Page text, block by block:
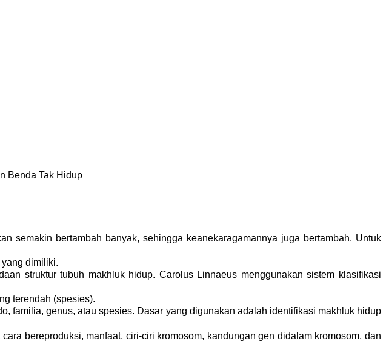
Benda Tak Hidup
semakin bertambah banyak, sehingga keanekaragamannya juga bertambah. Untuk
dimiliki.
struktur tubuh makhluk hidup. Carolus Linnaeus menggunakan sistem klasifikasi
terendah (spesies).
familia, genus, atau spesies. Dasar yang digunakan adalah identifikasi makhluk hidup
bereproduksi, manfaat, ciri-ciri kromosom, kandungan gen didalam kromosom, dan